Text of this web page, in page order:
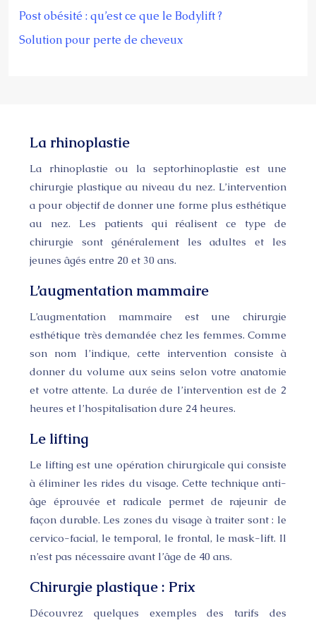
Post obésité : qu’est ce que le Bodylift ?
Solution pour perte de cheveux
La rhinoplastie
La rhinoplastie ou la septorhinoplastie est une
chirurgie plastique au niveau du nez. L’intervention
a pour objectif de donner une forme plus esthétique
au nez. Les patients qui réalisent ce type de
chirurgie sont généralement les adultes et les
jeunes âgés entre 20 et 30 ans.
L’augmentation mammaire
L’augmentation mammaire est une chirurgie
esthétique très demandée chez les femmes. Comme
son nom l’indique, cette intervention consiste à
donner du volume aux seins selon votre anatomie
et votre attente. La durée de l’intervention est de 2
heures et l’hospitalisation dure 24 heures.
Le lifting
Le lifting est une opération chirurgicale qui consiste
à éliminer les rides du visage. Cette technique anti-
âge éprouvée et radicale permet de rajeunir de
façon durable. Les zones du visage à traiter sont : le
cervico-facial, le temporal, le frontal, le mask-lift. Il
n’est pas nécessaire avant l’âge de 40 ans.
Chirurgie plastique : Prix
Découvrez quelques exemples des tarifs des